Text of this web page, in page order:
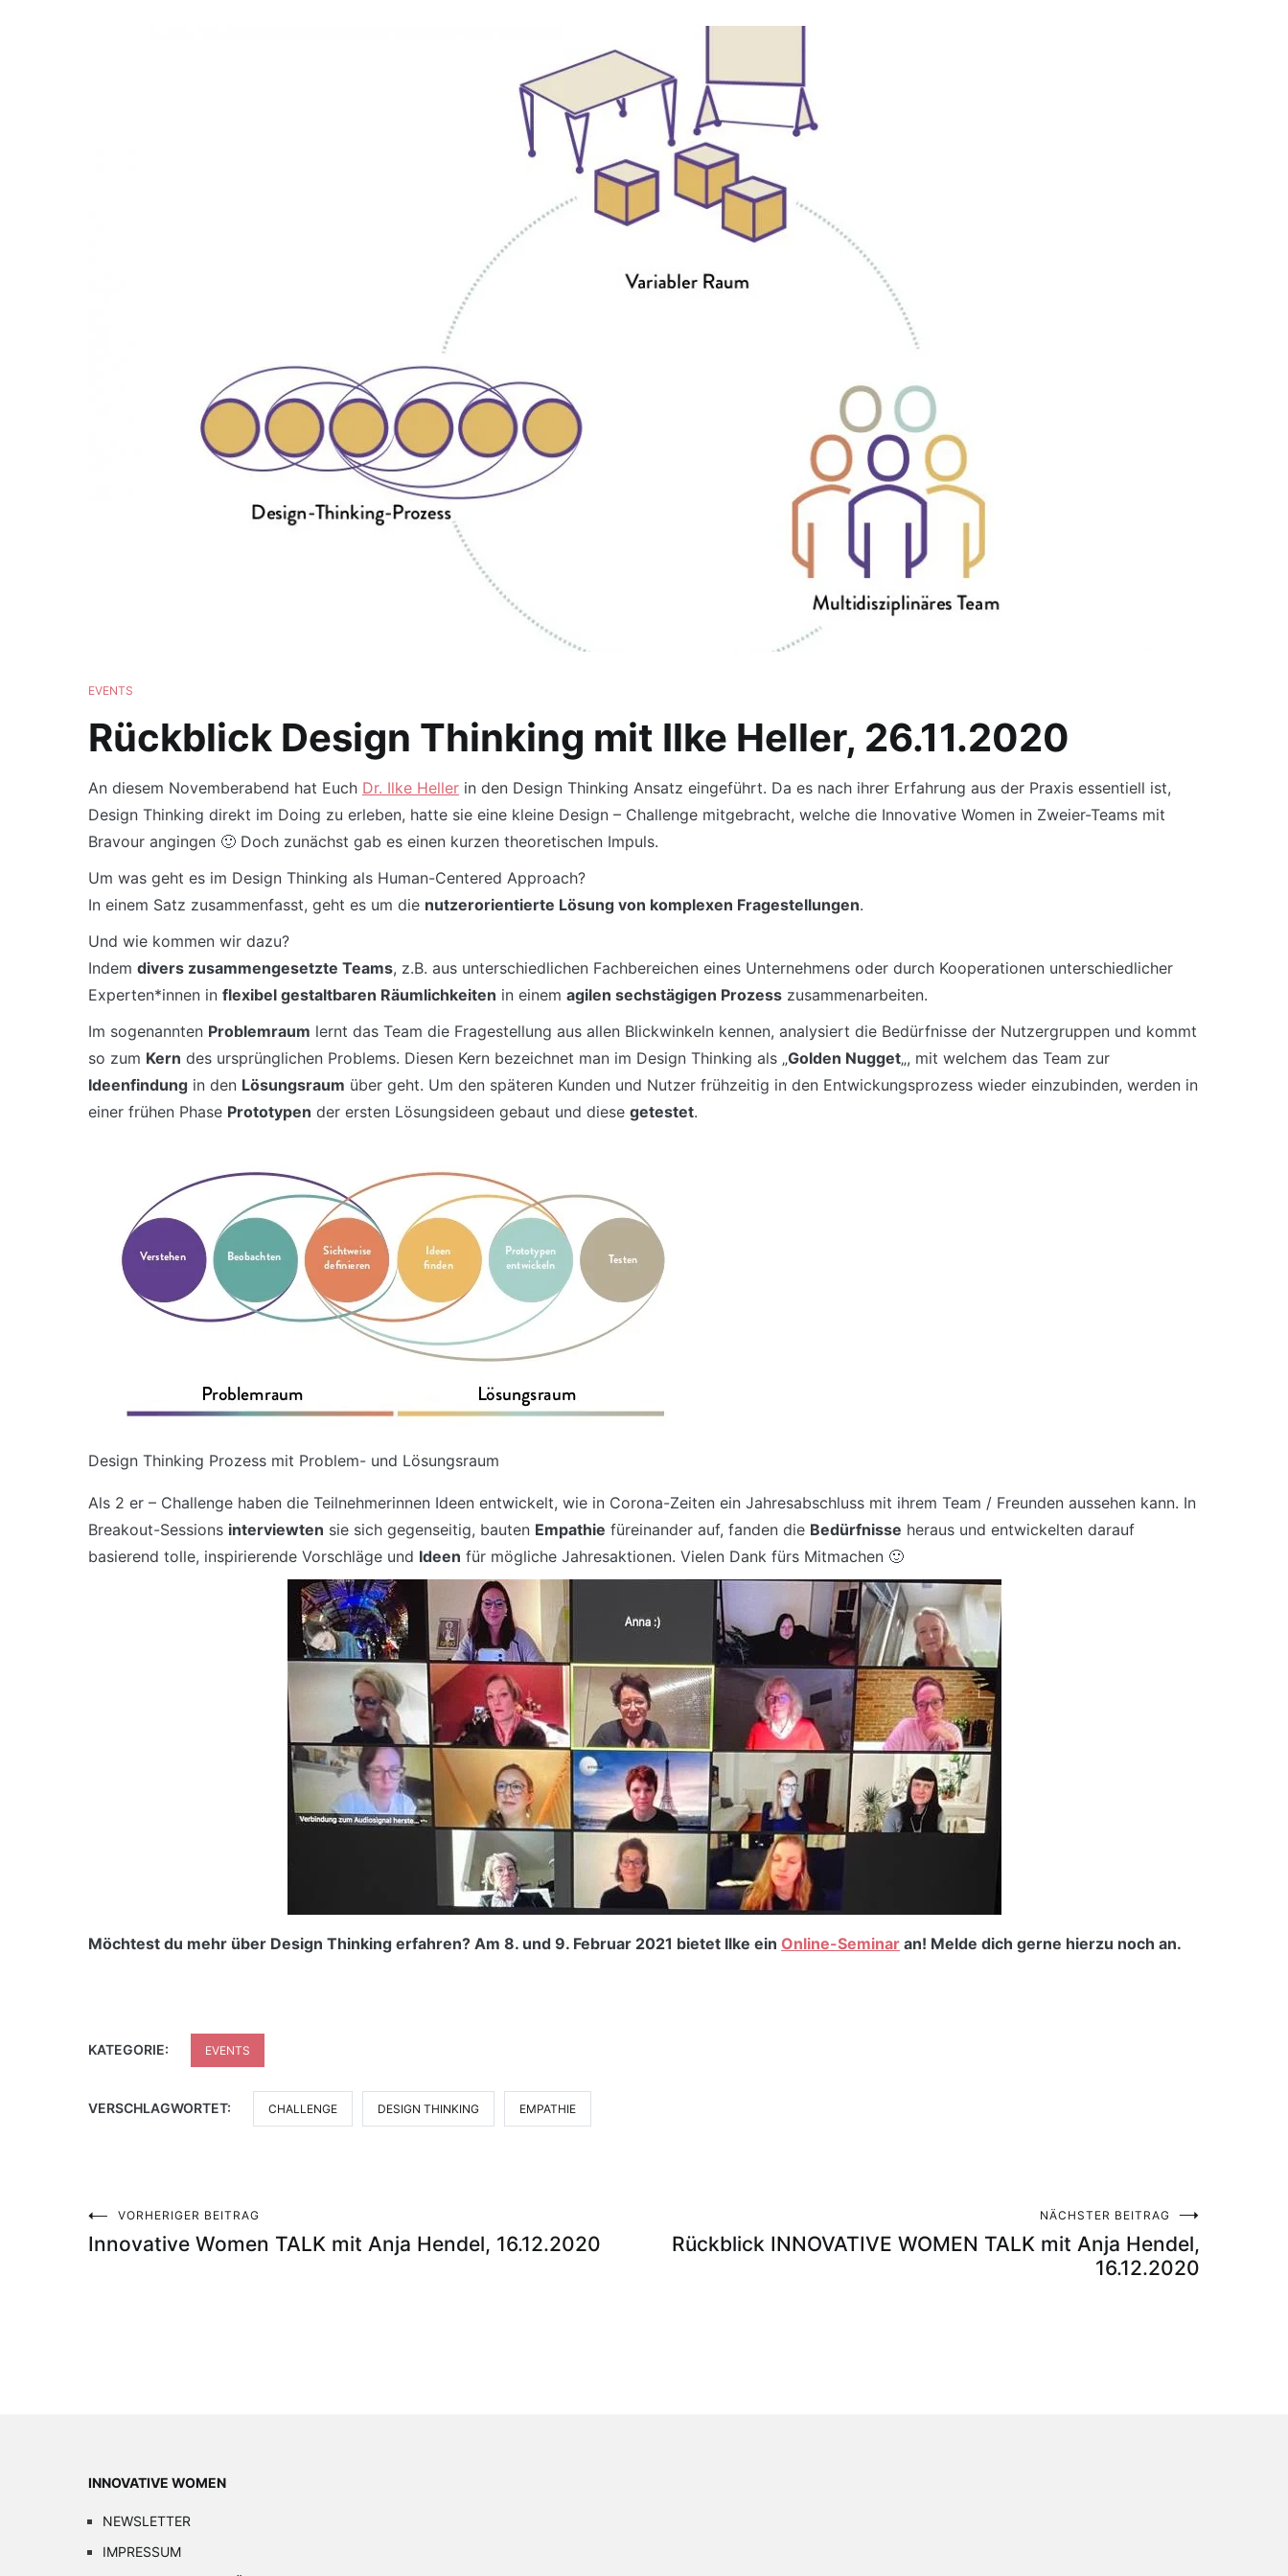
EVENTS
Rückblick Design Thinking mit Ilke Heller, 26.11.2020
An diesem Novemberabend hat Euch Dr. Ilke Heller in den Design Thinking Ansatz eingeführt. Da es nach ihrer Erfahrung aus der Praxis essentiell ist,
Design Thinking direkt im Doing zu erleben, hatte sie eine kleine Design – Challenge mitgebracht, welche die Innovative Women in Zweier-Teams mit
Bravour angingen 🙂 Doch zunächst gab es einen kurzen theoretischen Impuls.
Um was geht es im Design Thinking als Human-Centered Approach?
In einem Satz zusammenfasst, geht es um die nutzerorientierte Lösung von komplexen Fragestellungen.
Und wie kommen wir dazu?
Indem divers zusammengesetzte Teams, z.B. aus unterschiedlichen Fachbereichen eines Unternehmens oder durch Kooperationen unterschiedlicher
Experten*innen in flexibel gestaltbaren Räumlichkeiten in einem agilen sechstägigen Prozess zusammenarbeiten.
Im sogenannten Problemraum lernt das Team die Fragestellung aus allen Blickwinkeln kennen, analysiert die Bedürfnisse der Nutzergruppen und kommt
so zum Kern des ursprünglichen Problems. Diesen Kern bezeichnet man im Design Thinking als „Golden Nugget„, mit welchem das Team zur
Ideenfindung in den Lösungsraum über geht. Um den späteren Kunden und Nutzer frühzeitig in den Entwickungsprozess wieder einzubinden, werden in
einer frühen Phase Prototypen der ersten Lösungsideen gebaut und diese getestet.
Design Thinking Prozess mit Problem- und Lösungsraum
Als 2 er – Challenge haben die Teilnehmerinnen Ideen entwickelt, wie in Corona-Zeiten ein Jahresabschluss mit ihrem Team / Freunden aussehen kann. In
Breakout-Sessions interviewten sie sich gegenseitig, bauten Empathie füreinander auf, fanden die Bedürfnisse heraus und entwickelten darauf
basierend tolle, inspirierende Vorschläge und Ideen für mögliche Jahresaktionen. Vielen Dank fürs Mitmachen 🙂
Möchtest du mehr über Design Thinking erfahren? Am 8. und 9. Februar 2021 bietet Ilke ein Online-Seminar an! Melde dich gerne hierzu noch an.
KATEGORIE: EVENTS
VERSCHLAGWORTET: CHALLENGE DESIGN THINKING EMPATHIE
Beitragsnavigation
VORHERIGER BEITRAG
Innovative Women TALK mit Anja Hendel, 16.12.2020
NÄCHSTER BEITRAG
Rückblick INNOVATIVE WOMEN TALK mit Anja Hendel,
16.12.2020
INNOVATIVE WOMEN
NEWSLETTER
IMPRESSUM